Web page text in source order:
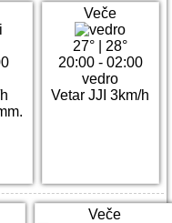
Veče
27°
28°
20:00 - 02:00
vedro
Vetar JJI 3km/h
Veče